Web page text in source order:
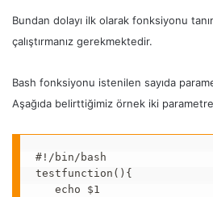
Bundan dolayı ilk olarak fonksiyonu
çalıştırmanız gerekmektedir.
Bash fonksiyonu istenilen sayıda
Aşağıda belirttiğimiz örnek iki
#!/bin/bash
testfunction(){
echo $1